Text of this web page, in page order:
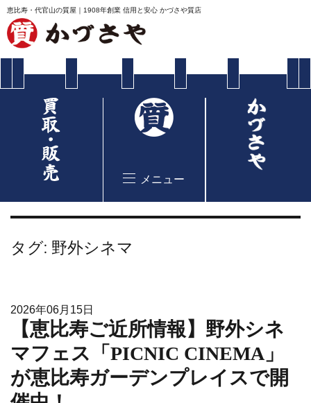
恵比寿・代官山の質屋｜1908年創業 信用と安心 かづさや質店
メニュー
タグ: 野外シネマ
2026年06月15日
【恵比寿ご近所情報】野外シネ
マフェス「PICNIC CINEMA」
が恵比寿ガーデンプレイスで開